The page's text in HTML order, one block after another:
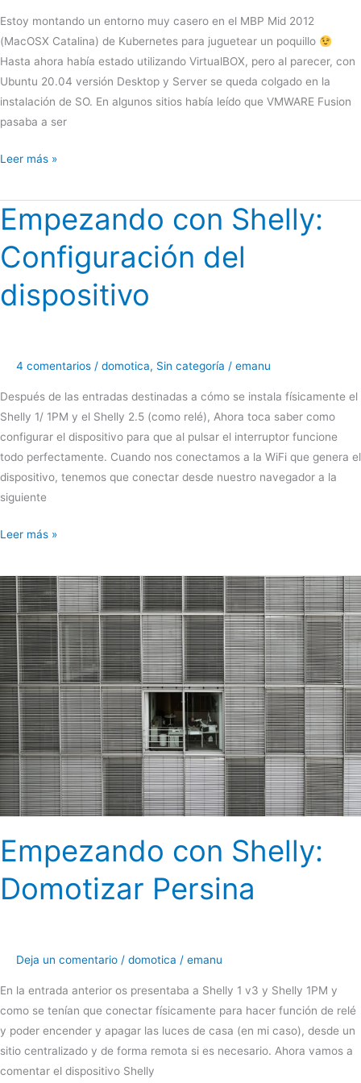
K8S
Estoy montando un entorno muy casero en el MBP Mid 2012
(MacOSX Catalina) de Kubernetes para juguetear un poquillo
Hasta ahora había estado utilizando VirtualBOX, pero al parecer, con
Ubuntu 20.04 versión Desktop y Server se queda colgado en la
instalación de SO. En algunos sitios había leído que VMWARE Fusion
pasaba a ser
Utilizar
Fusion
en
Catalina
Leer más »
Empezando con Shelly:
Configuración del
dispositivo
4 comentarios / domotica, Sin categoría / emanu
Después de las entradas destinadas a cómo se instala físicamente el
Shelly 1/ 1PM y el Shelly 2.5 (como relé), Ahora toca saber como
configurar el dispositivo para que al pulsar el interruptor funcione
todo perfectamente. Cuando nos conectamos a la WiFi que genera el
dispositivo, tenemos que conectar desde nuestro navegador a la
siguiente
Empezando
Shelly:
Configuración
del
dispositivo
Leer más »
Empezando con Shelly:
Domotizar Persina
Deja un comentario / domotica / emanu
En la entrada anterior os presentaba a Shelly 1 v3 y Shelly 1PM y
como se tenían que conectar físicamente para hacer función de relé
y poder encender y apagar las luces de casa (en mi caso), desde un
sitio centralizado y de forma remota si es necesario. Ahora vamos a
comentar el dispositivo Shelly